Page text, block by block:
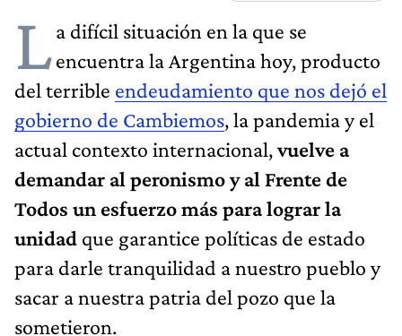
La difícil situación en la que se
encuentra la Argentina hoy, producto
del terrible endeudamiento que nos dejó el
gobierno de Cambiemos, la pandemia y el
actual contexto internacional,vuelve a
demandar al peronismo y al Frente de
Todos un esfuerzo más para lograr la
unidad que garantice políticas de estado
para darle tranquilidad a nuestro pueblo y
sacar a nuestra patria del pozo que la
sometieron.